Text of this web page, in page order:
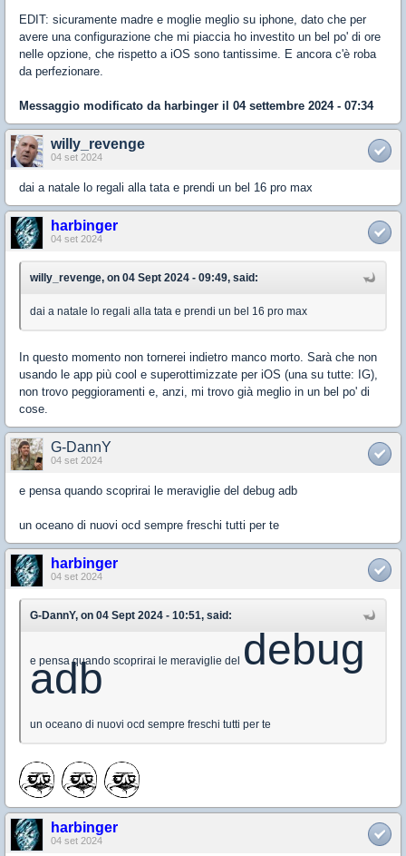
EDIT: sicuramente madre e moglie meglio su iphone, dato che per
avere una configurazione che mi piaccia ho investito un bel po' di ore
nelle opzione, che rispetto a iOS sono tantissime. E ancora c'è roba
da perfezionare.
Messaggio modificato da harbinger il 04 settembre 2024 - 07:34
willy_revenge
04 set 2024
dai a natale lo regali alla tata e prendi un bel 16 pro max
harbinger
04 set 2024
willy_revenge, on 04 Sept 2024 - 09:49, said:
dai a natale lo regali alla tata e prendi un bel 16 pro max
In questo momento non tornerei indietro manco morto. Sarà che non
usando le app più cool e superottimizzate per iOS (una su tutte: IG),
non trovo peggioramenti e, anzi, mi trovo già meglio in un bel po' di
cose.
G-DannY
04 set 2024
e pensa quando scoprirai le meraviglie del debug adb
un oceano di nuovi ocd sempre freschi tutti per te
harbinger
04 set 2024
G-DannY, on 04 Sept 2024 - 10:51, said:
e pensa quando scoprirai le meraviglie del debug
adb
un oceano di nuovi ocd sempre freschi tutti per te
harbinger
04 set 2024